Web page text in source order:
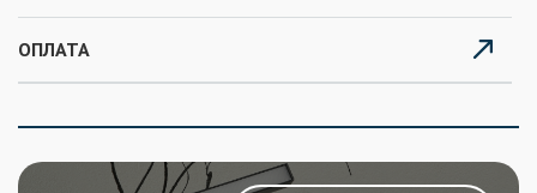
ОПЛАТА